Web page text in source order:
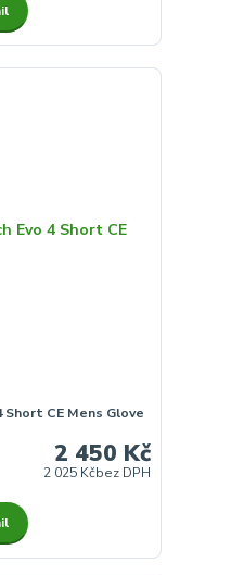
Short CE Mens Glove
2 450 Kč
2 025 Kčbez DPH